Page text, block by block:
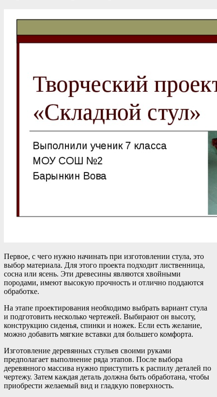
Первое, с чего нужно начинать при изготовлении стула, это
выбор материала. Для этого проекта подходит лиственница,
сосна или ясень. Эти древесины являются хвойными
породами, имеют высокую прочность и отлично поддаются
обработке.
На этапе проектирования необходимо выбрать вариант стула
и подготовить несколько чертежей. Выбирают он высоту,
конструкцию сиденья, спинки и ножек. Если есть желание,
можно добавить мягкие вставки для большего комфорта.
Изготовление деревянных стульев своими руками
предполагает выполнение ряда этапов. После выбора
деревянного массива нужно приступить к распилу деталей по
чертежу. Затем каждая деталь должна быть обработана, чтобы
приобрести желаемый вид и гладкую поверхность.